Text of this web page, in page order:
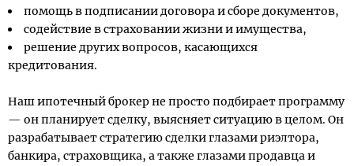
помощь в подписании договора и сборе документов,
содействие в страховании жизни и имущества,
решение других вопросов, касающихся
кредитования.
Наш ипотечный брокер не просто подбирает программу
— он планирует сделку, выясняет ситуацию в целом. Он
разрабатывает стратегию сделки глазами риэлтора,
банкира, страховщика, а также глазами продавца и